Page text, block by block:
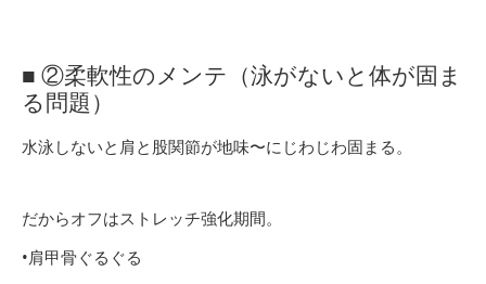
■ ②柔軟性のメンテ（泳がないと体が固ま
る問題）
水泳しないと肩と股関節が地味〜にじわじわ固まる。
だからオフはストレッチ強化期間。
•肩甲骨ぐるぐる